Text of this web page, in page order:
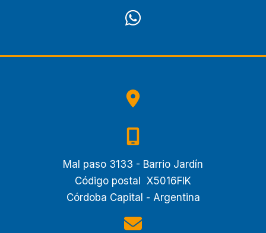
Mal paso 3133 - Barrio Jardín
Código postal X5016FIK
Córdoba Capital - Argentina